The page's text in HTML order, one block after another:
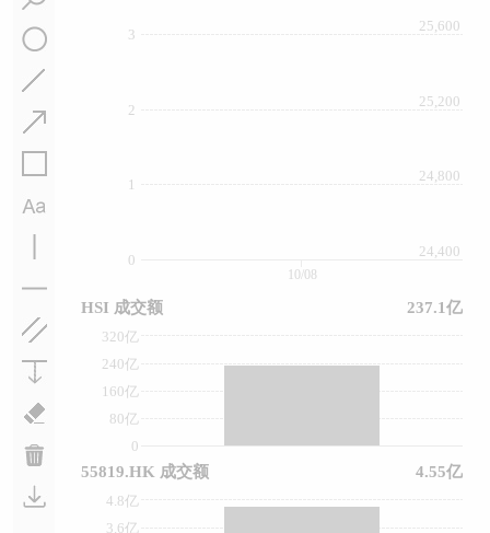
0
1
2
3
24,400
24,800
25,200
25,600
0
80亿
160亿
240亿
320亿
3.6亿
4.8亿
10/08
HSI 成交额 237.1亿
55819.HK 成交额 4.55亿